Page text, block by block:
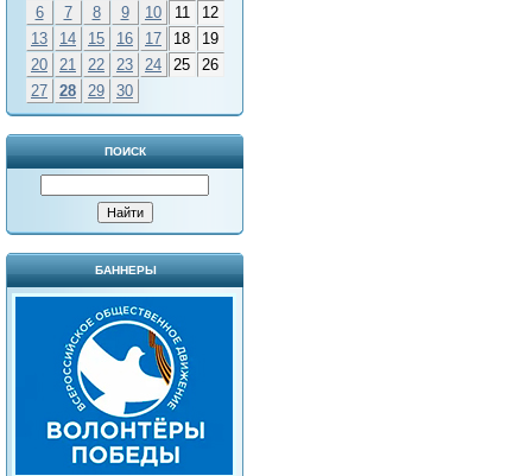
6
7 8 9 10 11
12
13
14 15 16 17 18
19
20
21 22 23 24 25
26
27
28 29 30
ПОИСК
БАННЕРЫ